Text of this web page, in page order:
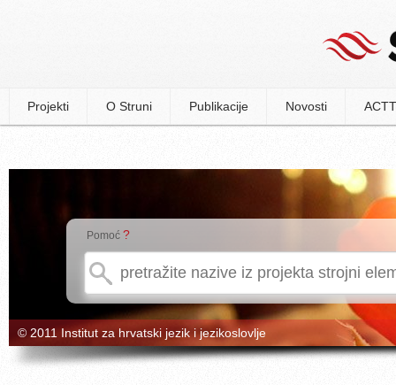
Projekti O Struni Publikacije Novosti
Pomoć ?
© 2011 Institut za hrvatski jezik i jezikoslovlje